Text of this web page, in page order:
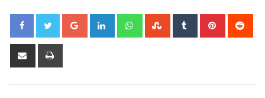
Google+ LinkedIn WhatsappStumbleUpon
Tumblr Pinterest
Share